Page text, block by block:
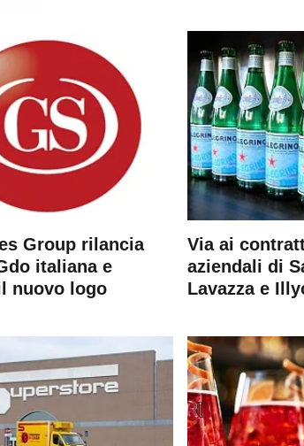
Group rilancia
italiana e
nuovo logo
Via ai
aziendali di
Lavazza e